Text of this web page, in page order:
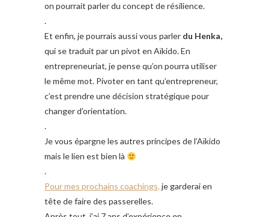
on pourrait parler du concept de résilience.
.
Et enfin, je pourrais aussi vous parler du Henka,
qui se traduit par un pivot en Aïkido. En
entrepreneuriat, je pense qu’on pourra utiliser
le même mot. Pivoter en tant qu’entrepreneur,
c’est prendre une décision stratégique pour
changer d’orientation.
.
Je vous épargne les autres principes de l’Aïkido
mais le lien est bien là
.
Pour mes prochains coachings, je garderai en
tête de faire des passerelles.